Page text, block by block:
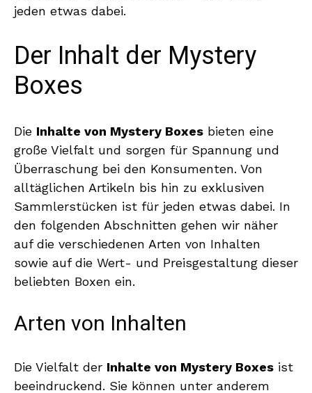
jeden etwas dabei.
Der Inhalt der Mystery
Boxes
Die Inhalte von Mystery Boxes bieten eine
große Vielfalt und sorgen für Spannung und
Überraschung bei den Konsumenten. Von
alltäglichen Artikeln bis hin zu exklusiven
Sammlerstücken ist für jeden etwas dabei. In
den folgenden Abschnitten gehen wir näher
auf die verschiedenen Arten von Inhalten
sowie auf die Wert- und Preisgestaltung dieser
beliebten Boxen ein.
Arten von Inhalten
Die Vielfalt der Inhalte von Mystery Boxes ist
beeindruckend. Sie können unter anderem